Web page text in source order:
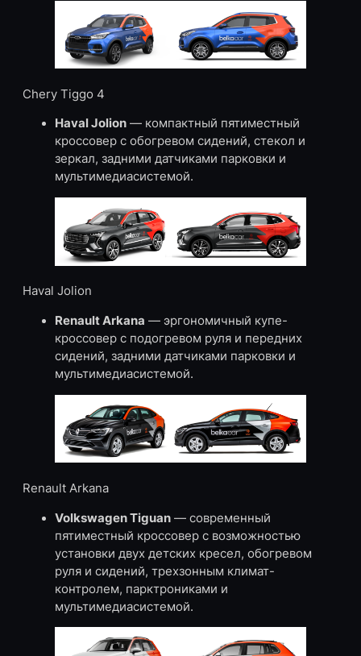
Chery Tiggo 4
Haval Jolion — компактный пятиместный
кроссовер с обогревом сидений, стекол и
зеркал, задними датчиками парковки и
мультимедиасистемой.
Haval Jolion
Renault Arkana — эргономичный купе-
кроссовер с подогревом руля и передних
сидений, задними датчиками парковки и
мультимедиасистемой.
Renault Arkana
Volkswagen Tiguan — современный
пятиместный кроссовер с возможностью
установки двух детских кресел, обогревом
руля и сидений, трехзонным климат-
контролем, парктрониками и
мультимедиасистемой.